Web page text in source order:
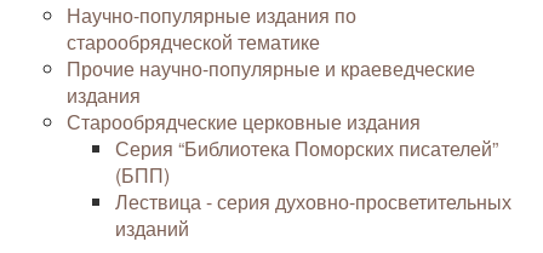
Научно-популярные издания по
старообрядческой тематике
Прочие научно-популярные и краеведческие
издания
Старообрядческие церковные издания
Серия “Библиотека Поморских писателей”
(БПП)
Лествица - серия духовно-просветительных
изданий